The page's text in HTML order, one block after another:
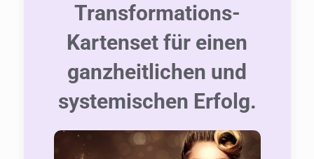
Transformations-
Kartenset für einen
ganzheitlichen und
systemischen Erfolg.